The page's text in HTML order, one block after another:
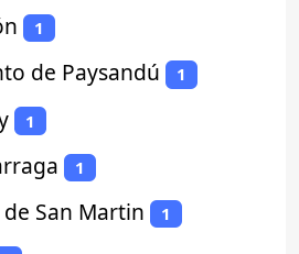
1
de Paysandú 1
1
1
San Martin 1